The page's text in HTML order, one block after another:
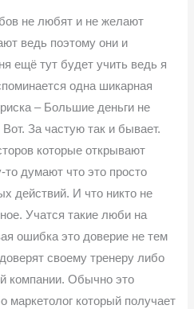
не любят и не желают
ведь поэтому они и
ещё тут будет учить ведь я
одна шикарная
– Большие деньги не
За частую так и бывает.
которые открывают
думают что это просто
действий. И что никто не
Учатся такие люби на
ошибка это доверие не тем
своему тренеру либо
компании. Обычно это
маркетолог который получает